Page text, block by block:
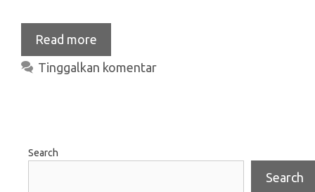
Read more
Tinggalkan komentar
Search
Search